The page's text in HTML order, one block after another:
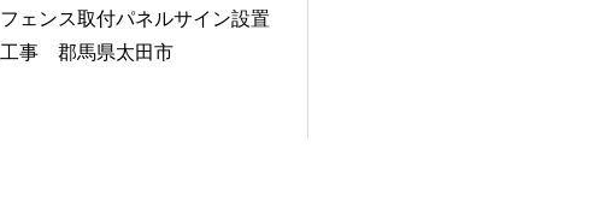
フェンス取付パネルサイン設置
工事 郡馬県太田市